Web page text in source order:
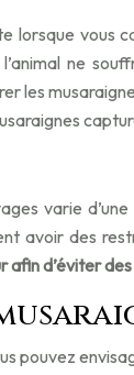
vous
ne
les
varie
avoir des
d’éviter
pouvez